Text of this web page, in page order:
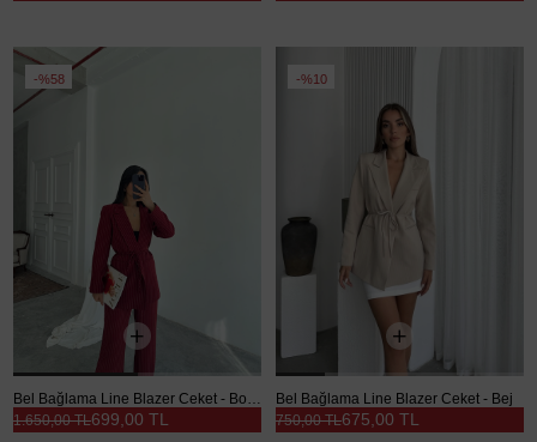
%58
Bel Bağlama Line Blazer Ceket - Bordo
699,00 TL
1.650,00 TL
%10
Bel Bağlama Line Blazer Ceket - Bej
675,00 TL
750,00 TL